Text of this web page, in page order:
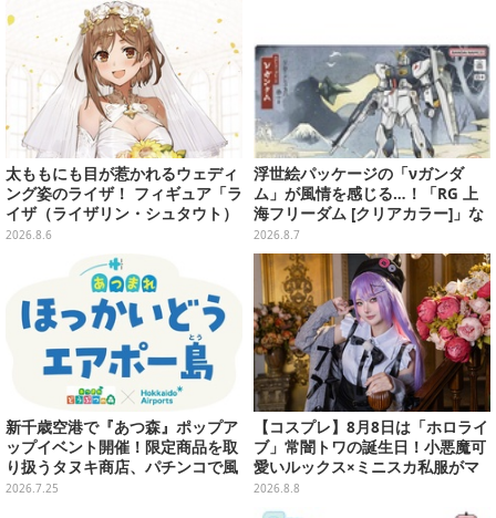
太ももにも目が惹かれるウェディ
ング姿のライザ！ フィギュア「ラ
イザ（ライザリン・シュタウト）
ウェディングStyle」が8月7日よ
り予約受付開始
2026.8.6
浮世絵パッケージの「νガンダ
ム」が風情を感じる…！「RG 上
海フリーダム [クリアカラー]」な
どガンプラ2商品が8月順次発売
2026.8.7
新千歳空港で『あつ森』ポップア
ップイベント開催！限定商品を取
り扱うタヌキ商店、パチンコで風
船を狙う体験ゲームなど
2026.7.25
【コスプレ】8月8日は「ホロライ
ブ」常闇トワの誕生日！小悪魔可
愛いルックス×ミニスカ私服がマ
ジ天使すぎな美女レイヤーまとめ
【写真45枚】
2026.8.8